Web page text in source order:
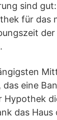
sind
für das
das eine
das